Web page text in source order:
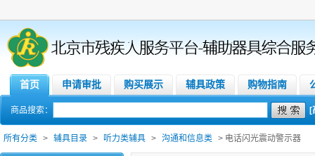
首页 申请审批 购买展示 辅具政策 购物指南
商品搜索： [
所有分类 > 辅具目录 > 听力类辅具 > 沟通和信息类 > 电话闪光震动警示器